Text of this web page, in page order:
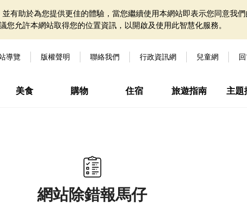
有助於為您提供更佳的體驗，當您繼續使用本網站即表示您同意我們
允許本網站取得您的位置資訊，以開啟及使用此智慧化服務。
導覽 版權聲明 聯絡我們 行政資訊網 兒童網
美食 購物 住宿 旅遊指南 主題
網站除錯報馬仔